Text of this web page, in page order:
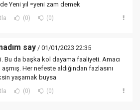
Yeni yıl =yeni zam demek
(0) (0)
say / 01/01/2023 22:35
Bu da başka kol dayama faaliyeti. Amacı
Her nefeste aldığından fazlasını
yaşamak buysa
(0) (0)